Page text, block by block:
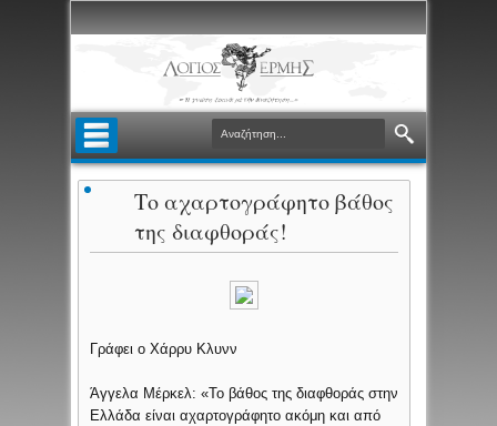
Το αχαρτογράφητο βάθος
της διαφθοράς!
Γράφει ο Χάρρυ Κλυνν
Άγγελα Μέρκελ: «To βάθος της διαφθοράς στην
Ελλάδα είναι αχαρτογράφητο ακόμη και από